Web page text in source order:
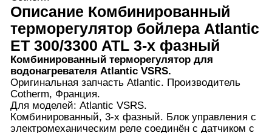
Описание Комбинированный
терморегулятор бойлера Atlantic
ET 300/3300 ATL 3-х фазный
Комбинированный терморегулятор для
водонагревателя Atlantic VSRS.
Оригинальная запчасть Atlantic. Производитель
Cotherm, Франция.
Для моделей: Atlantic VSRS.
Комбинированный, 3-х фазный. Блок управления с
электромеханическим реле соединён с датчиком с